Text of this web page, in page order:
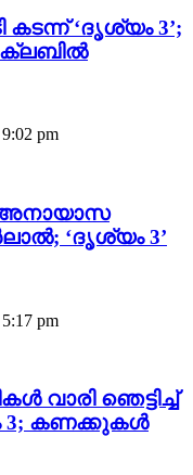
കടന്ന് ‘ദൃശ്യം 3’;
ക്ലബിൽ
pm
അനായാസ
‘ദൃശ്യം 3’
pm
വാരി ഞെട്ടിച്ച്
3; കണക്കുകൾ